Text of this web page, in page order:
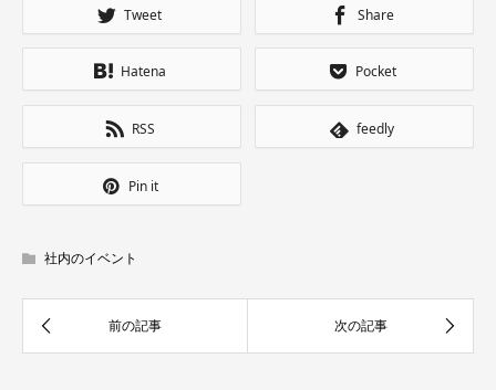
Tweet Share
Hatena Pocket
RSS feedly
Pin it
社内のイベント